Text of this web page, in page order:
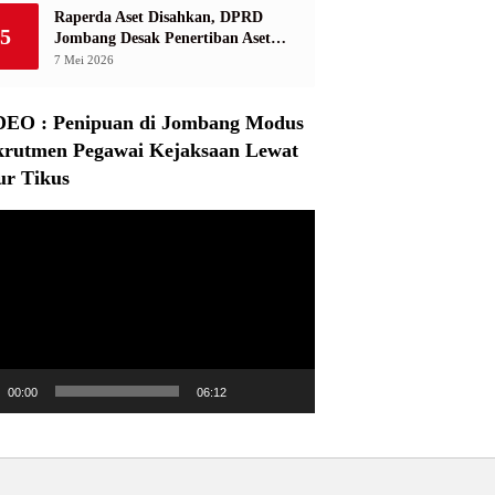
5
Raperda Aset Disahkan, DPRD
Jombang Desak Penertiban Aset
Dikuasai Pihak Ketiga
7 Mei 2026
: Penipuan di Jombang Modus
Pegawai Kejaksaan Lewat
Tikus
00:00 06:12